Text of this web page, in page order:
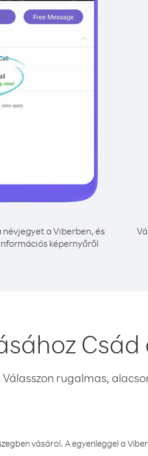
a Viberben, és
képernyőről
Csád
rugalmas,
vásárol. A egyenleggel a